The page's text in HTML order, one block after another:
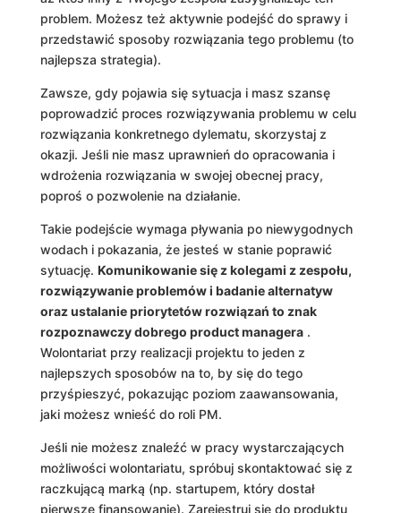
problem. Możesz też aktywnie podejść do sprawy i
przedstawić sposoby rozwiązania tego problemu (to
najlepsza strategia).
Zawsze, gdy pojawia się sytuacja i masz szansę
poprowadzić proces rozwiązywania problemu w celu
rozwiązania konkretnego dylematu, skorzystaj z
okazji. Jeśli nie masz uprawnień do opracowania i
wdrożenia rozwiązania w swojej obecnej pracy,
poproś o pozwolenie na działanie.
Takie podejście wymaga pływania po niewygodnych
wodach i pokazania, że ​​jesteś w stanie poprawić
sytuację. Komunikowanie się z kolegami z zespołu,
rozwiązywanie problemów i badanie alternatyw
oraz ustalanie priorytetów rozwiązań to znak
rozpoznawczy dobrego product managera.
Wolontariat przy realizacji projektu to jeden z
najlepszych sposobów na to, by się do tego
przyśpieszyć, pokazując poziom zaawansowania,
jaki możesz wnieść do roli PM.
Jeśli nie możesz znaleźć w pracy wystarczających
możliwości wolontariatu, spróbuj skontaktować się z
raczkującą marką (np. startupem, który dostał
pierwsze finansowanie). Zarejestruj się do produktu